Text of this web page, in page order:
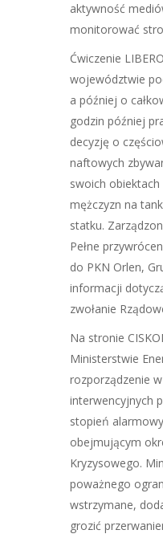
aktywność
monitorować
Ćwiczenie
województwie
a później o
godzin później
decyzję o
naftowych
swoich
mężczyzn na
statku.
Pełne
do PKN Orlen,
informacji
zwołanie
Na stronie
Ministerstwie
rozporządzenie
interwencyjnych
stopień
obejmującym
Kryzysowego.
poważnego
wstrzymane,
grozić